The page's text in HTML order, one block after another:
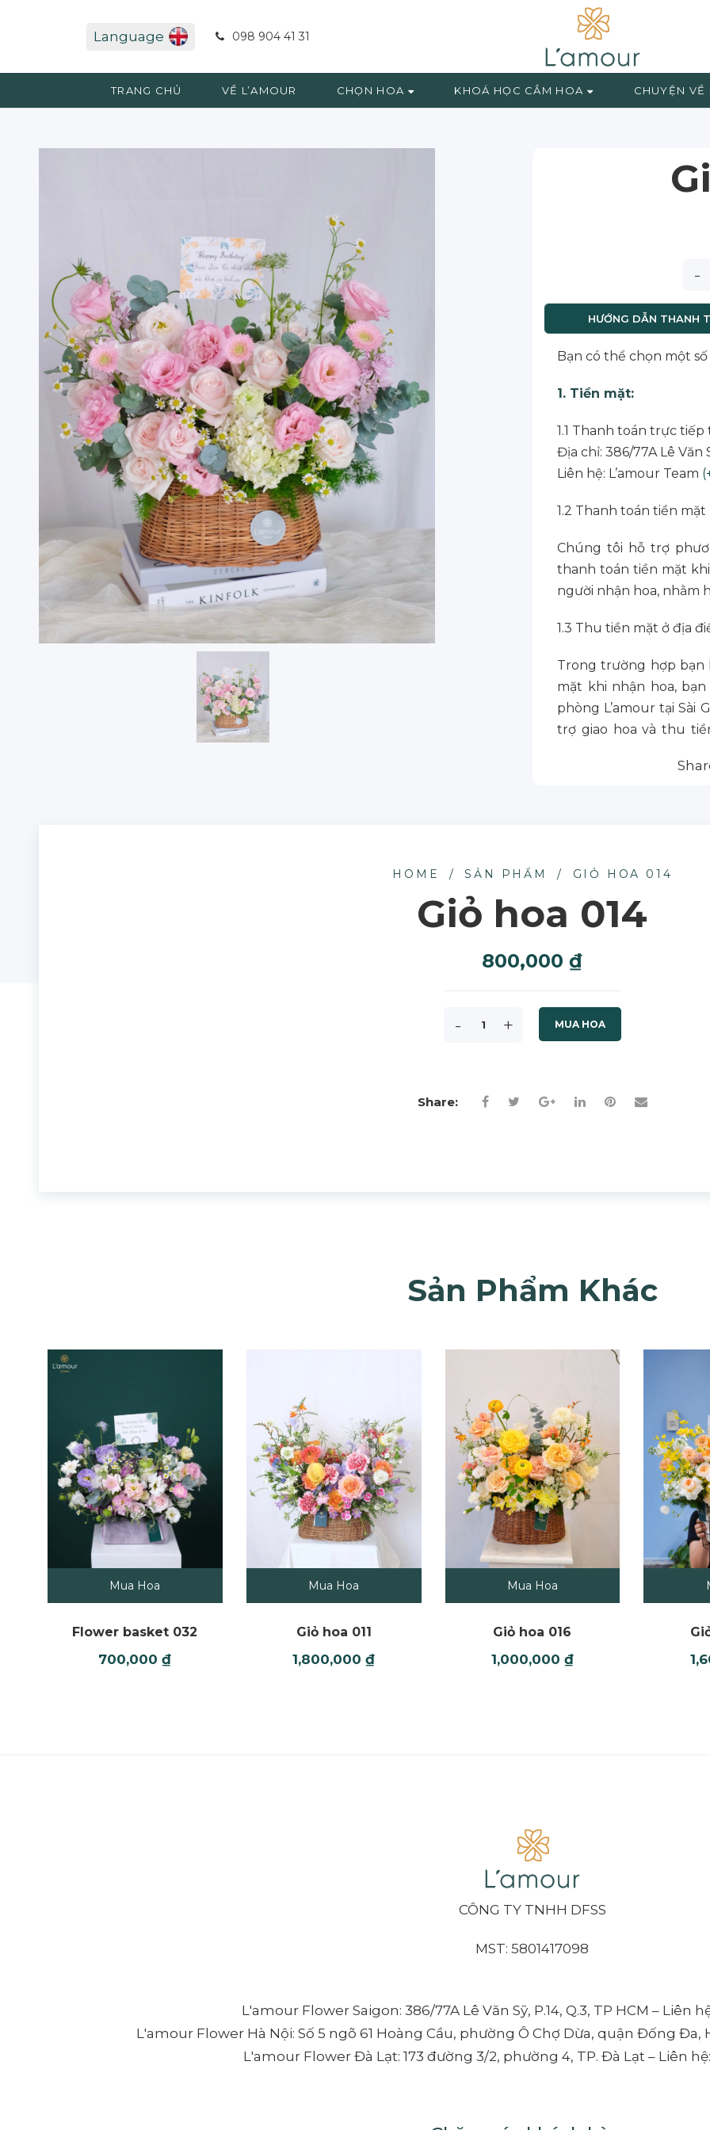
Language 098 904 41 31
TRANG CHỦ VỀ L’AMOUR CHỌN HOA KHOÁ HỌC CẮM HOA CHUYỆN VỀ
-
HƯỚNG DẪN THANH
Bạn có thể chọn một
1. Tiền mặt:
1.1 Thanh toán trực tiếp
Địa chỉ: 386/77A Lê Văn
Liên hệ: L’amour Team
1.2 Thanh toán tiền
Chúng tôi hỗ trợ
thanh toán tiền mặt
người nhận hoa, nhằm
1.3 Thu tiền mặt ở địa
Trong trường hợp bạn
mặt khi nhận hoa,
phòng L’amour tại Sài
trợ giao hoa và thu
hệ nhân viên để biết
2. Thanh toán chuyển
HOME / SẢN PHẨM / GIỎ HOA 014
Giỏ hoa 014
800,000₫
- + MUA HOA
Share:
Sản Phẩm Khác
Mua Hoa
Flower basket 032
700,000₫
Mua Hoa
Giỏ hoa 011
1,800,000₫
Mua Hoa
Giỏ hoa 016
1,000,000 ₫
CÔNG TY TNHH DFSS
MST: 5801417098
L'amour Flower Saigon: 386/77A Lê Văn Sỹ, P.14, Q.3, TP HCM – Liên
L'amour Flower Hà Nội: Số 5 ngõ 61 Hoàng Cầu, phường Ô Chợ Dừa, quận Đống Đa,
L'amour Flower Đà Lạt: 173 đường 3/2, phường 4, TP. Đà Lạt – Liên hệ: